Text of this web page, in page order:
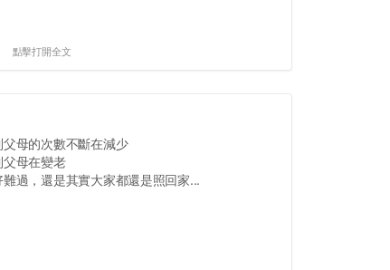
點擊打開全文
父母的次數不斷在減少
父母在變老
過，還是其實大家都還是照回家...